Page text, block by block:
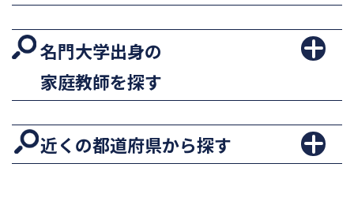
名門大学出身の
家庭教師を探す
近くの都道府県から探す